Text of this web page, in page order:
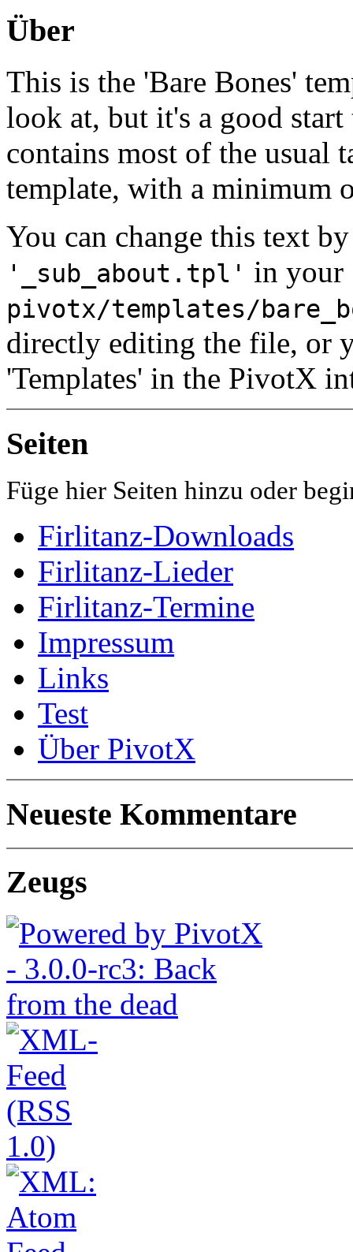
Über
This is the 'Bare Bones'
look at, but it's a good
contains most of the usual
template, with a minimum
You can change this text
'_sub_about.tpl' in your
pivotx/templates/
directly editing the file, or
'Templates' in the PivotX
Seiten
Füge hier Seiten hinzu oder
Firlitanz-Downloads
Firlitanz-Lieder
Firlitanz-Termine
Impressum
Links
Test
Über PivotX
Neueste Kommentare
Zeugs